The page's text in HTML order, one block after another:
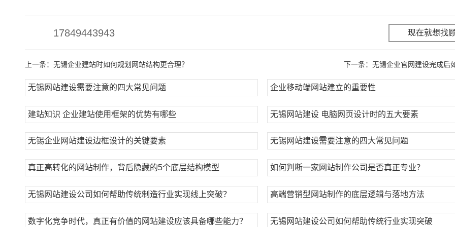
17849443943 现在就想找
上一条： 无锡企业建站时如何规划网站结构更合理？ 下一条： 无锡企业官网建设完成后
无锡网站建设需要注意的四大常见问题 企业移动端网站建立的重要性
建站知识 企业建站使用框架的优势有哪些 无锡网站建设 电脑网页设计时的五大要素
无锡企业网站建设边框设计的关键要素 无锡网站建设需要注意的四大常见问题
真正高转化的网站制作，背后隐藏的5个底层结构模型 如何判断一家网站制作公司是否真正专业？
无锡网站建设公司如何帮助传统制造行业实现线上突破？ 高端营销型网站制作的底层逻辑与落地方法
数字化竞争时代，真正有价值的网站建设应该具备哪些能力？ 无锡网站建设公司如何帮助传统行业实现突破